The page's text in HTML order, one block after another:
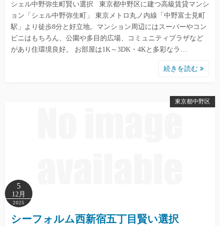
シェル中野弥生町賢い選択 東京都中野区に建つ高級賃貸マンシ
ョン「シェル中野弥生町」 東京メトロ丸ノ内線「中野富士見町
駅」より徒歩8分と好立地。マンション周辺にはスーパーやコン
ビニはもちろん、公園や多目的広場、コミュニティプラザなど
があり住環境良好。 お部屋は1K～3DK・4Kと多彩なラ…
続きを読む
東京都中野区
5
12月
2025
シーフォルム西新宿五丁目賢い選択